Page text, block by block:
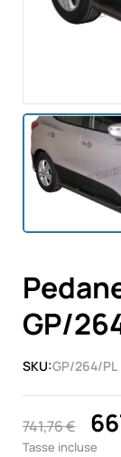
GP/
SKU:GP/264/PL
741,76 €
Tasse incluse